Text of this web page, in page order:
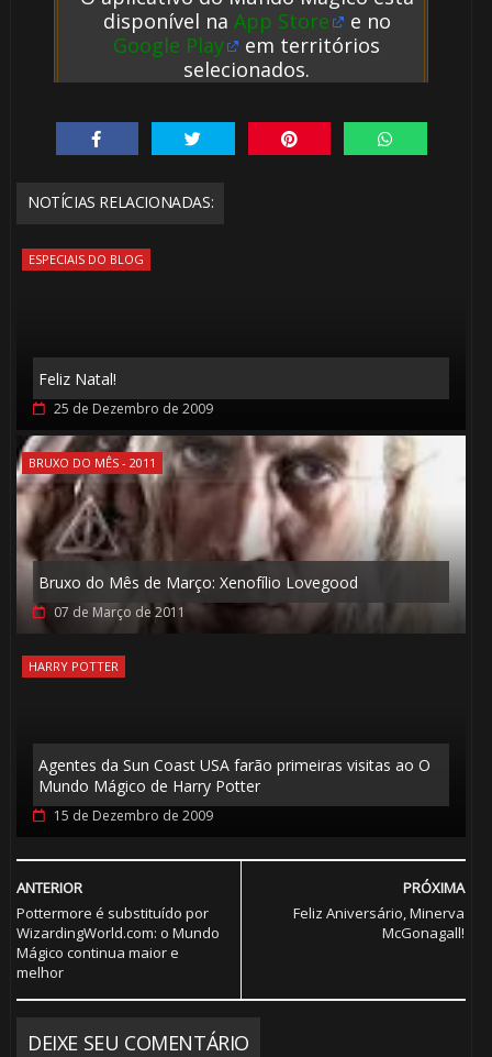
disponível na App Store
e no
Google Play
em territórios
selecionados.
NOTÍCIAS RELACIONADAS:
ESPECIAIS DO BLOG
Feliz Natal!
25 de Dezembro de 2009
BRUXO DO MÊS - 2011
Bruxo do Mês de Março: Xenofílio Lovegood
07 de Março de 2011
HARRY POTTER
Agentes da Sun Coast USA farão primeiras visitas ao O
Mundo Mágico de Harry Potter
15 de Dezembro de 2009
PRÓXIMA
Feliz Aniversário, Minerva
McGonagall!
ANTERIOR
Pottermore é substituído por
WizardingWorld.com: o Mundo
Mágico continua maior e
melhor
DEIXE SEU COMENTÁRIO